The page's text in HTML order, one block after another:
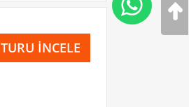
TURU İNCELE